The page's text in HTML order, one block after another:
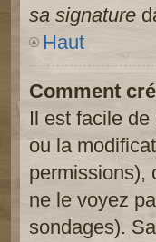
sa signature
Haut
Comment
Il est facile
ou la
permissions),
ne le voyez
sondages).